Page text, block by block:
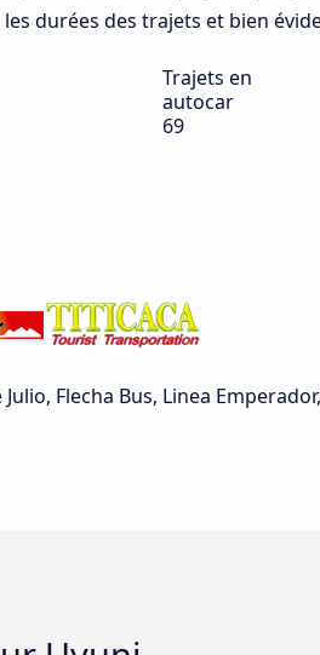
durées des trajets et bien
Trajets en
autocar
69
Flecha Bus, Linea